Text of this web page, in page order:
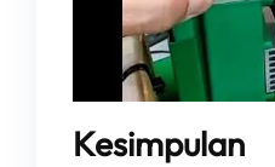
Kesimpulan